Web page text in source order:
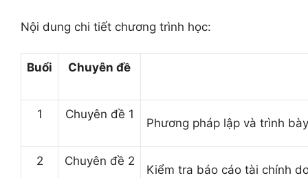
Nội dung chi tiết chương trình học:
Buổi Chuyên đề
1 Chuyên đề 1
Phương pháp lập và trình
2 Chuyên đề 2
Kiểm tra báo cáo tài chính